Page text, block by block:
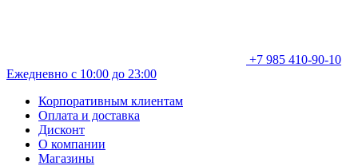
+7 985 410-90-10
Ежедневно с 10:00 до 23:00
Корпоративным клиентам
Оплата и доставка
Дисконт
О компании
Магазины